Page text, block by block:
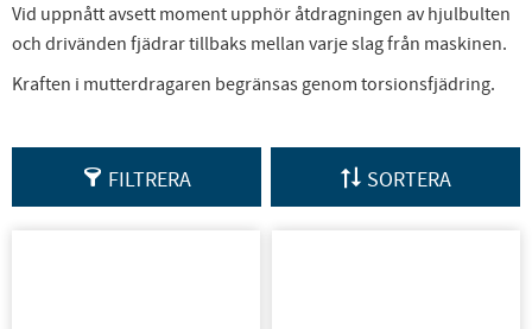
Vid uppnått avsett moment upphör åtdragningen av hjulbulten
och drivänden fjädrar tillbaks mellan varje slag från maskinen.
Kraften i mutterdragaren begränsas genom torsionsfjädring.
FILTRERA SORTERA